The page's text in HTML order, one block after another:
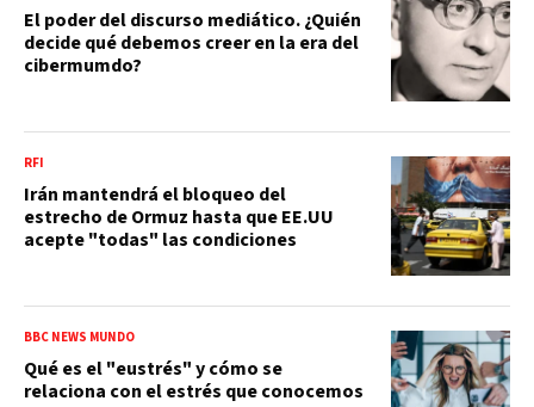
El poder del discurso mediático. ¿Quién
decide qué debemos creer en la era del
cibermumdo?
RFI
Irán mantendrá el bloqueo del
estrecho de Ormuz hasta que EE.UU
acepte "todas" las condiciones
BBC NEWS MUNDO
Qué es el "eustrés" y cómo se
relaciona con el estrés que conocemos